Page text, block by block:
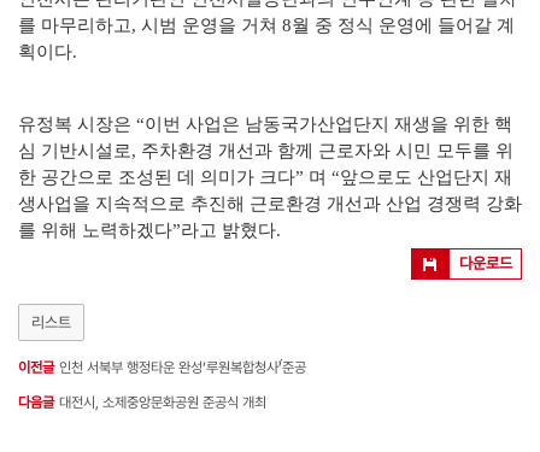
를 마무리하고, 시범 운영을 거쳐 8월 중 정식 운영에 들어갈 계
획이다.
유정복 시장은 “이번 사업은 남동국가산업단지 재생을 위한 핵
심 기반시설로, 주차환경 개선과 함께 근로자와 시민 모두를 위
한 공간으로 조성된 데 의미가 크다” 며 “앞으로도 산업단지 재
생사업을 지속적으로 추진해 근로환경 개선과 산업 경쟁력 강화
를 위해 노력하겠다”라고 밝혔다.
다운로드
리스트
이전글 인천 서북부 행정타운 완성‘루원복합청사̀́’준공
다음글 대전시, 소제중앙문화공원 준공식 개최